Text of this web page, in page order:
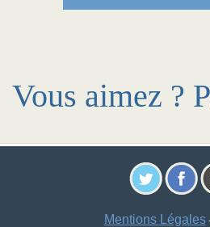
Vous aimez ?
Mentions Légales